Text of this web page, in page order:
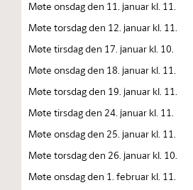
Møte onsdag den 11. januar kl. 11.
Møte torsdag den 12. januar kl. 11.
Møte tirsdag den 17. januar kl. 10.
Møte onsdag den 18. januar kl. 11.
Møte torsdag den 19. januar kl. 11.
Møte tirsdag den 24. januar kl. 11.
Møte onsdag den 25. januar kl. 11.
Møte torsdag den 26. januar kl. 10.
Møte onsdag den 1. februar kl. 11.